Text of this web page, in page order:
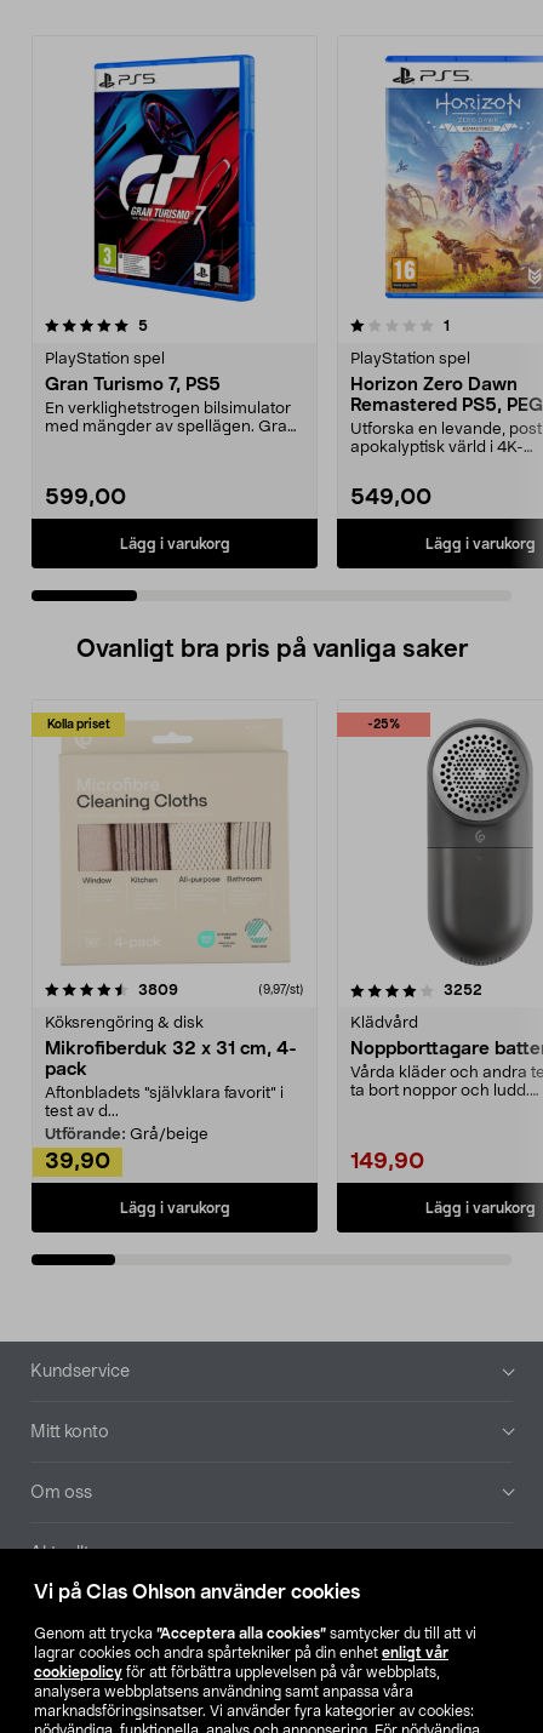
Vi på Clas Ohlson använder cookies
Genom att trycka ”Acceptera alla cookies” samtycker du till att vi
lagrar cookies och andra spårtekniker på din enhet enligt vår
cookiepolicy för att förbättra upplevelsen på vår webbplats,
analysera webbplatsens användning samt anpassa våra
marknadsföringsinsatser. Vi använder fyra kategorier av cookies:
5recensioner
PlayStation spel
Gran Turismo 7, PS5
En verklighetstrogen bilsimulator
med mängder av spellägen. Gran
599,00
Lägg i varukorg
1.0 av 5 stjärnor 1
PlayStation spel
Horizon Zero Dawn
Remastered PS5,
Utforska en levande,
apokalyptisk värld i 4K-
549,00
Lägg i varukorg
5.0 av 5 stjärnor
Ovanligt bra pris på vanliga saker
Kolla priset
3809recensioner (9,97/st)
Köksrengöring & disk
Mikrofiberduk 32 x 31 cm, 4-
pack
Aftonbladets "självklara favorit” i
test av d...
Utförande: Grå/beige
39,90
Lägg i varukorg
-25%
4.0av 5 stjärnor 3252
Klädvård
Noppborttagare
Vårda kläder och andra
ta bort noppor och ludd.
149,90
Lägg i varukorg
4.5av 5 stjärnor
Sidfot
Kundservice
Mitt konto
Om oss
Aktuellt
Hitta butik